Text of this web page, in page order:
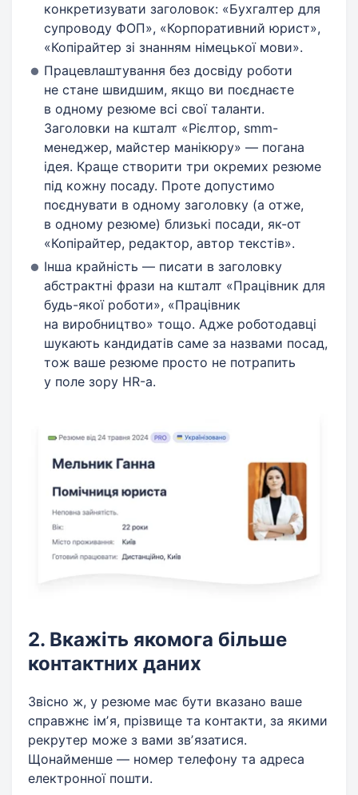
конкретизувати заголовок: «Бухгалтер для
супроводу ФОП», «Корпоративний юрист»,
«Копірайтер зі знанням німецької мови».
Працевлаштування без досвіду роботи
не стане швидшим, якщо ви поєднаєте
в одному резюме всі свої таланти.
Заголовки на кшталт «Рієлтор, smm-
менеджер, майстер манікюру» — погана
ідея. Краще створити три окремих резюме
під кожну посаду. Проте допустимо
поєднувати в одному заголовку (а отже,
в одному резюме) близькі посади, як-от
«Копірайтер, редактор, автор текстів».
Інша крайність — писати в заголовку
абстрактні фрази на кшталт «Працівник для
будь-якої роботи», «Працівник
на виробництво» тощо. Адже роботодавці
шукають кандидатів саме за назвами посад,
тож ваше резюме просто не потрапить
у поле зору HR-а.
2. Вкажіть якомога більше
контактних даних
Звісно ж, у резюме має бути вказано ваше
справжнє імʼя, прізвище та контакти, за якими
рекрутер може з вами звʼязатися.
Щонайменше — номер телефону та адреса
електронної пошти.